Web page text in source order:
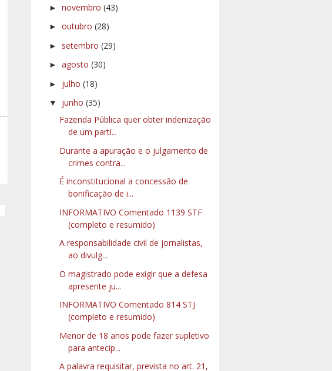
► novembro (43)
► outubro (28)
► setembro (29)
► agosto (30)
► julho (18)
▼ junho (35)
Fazenda Pública quer obter indenização
de um parti...
Durante a apuração e o julgamento de
crimes contra...
É inconstitucional a concessão de
bonificação de i...
INFORMATIVO Comentado 1139 STF
(completo e resumido)
A responsabilidade civil de jornalistas,
ao divulg...
O magistrado pode exigir que a defesa
apresente ju...
INFORMATIVO Comentado 814 STJ
(completo e resumido)
Menor de 18 anos pode fazer supletivo
para antecip...
A palavra requisitar, prevista no art. 21,